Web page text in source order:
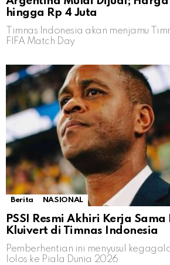
hingga Rp 4 Juta
Timnas Indonesia akan menjamu
FIFA Match Day
Berita NASIONAL
PSSI Resmi Akhiri Kerja
Kluivert di Timnas Indonesia
Pemberhentian ini menyusul
lolos ke Piala Dunia 2026